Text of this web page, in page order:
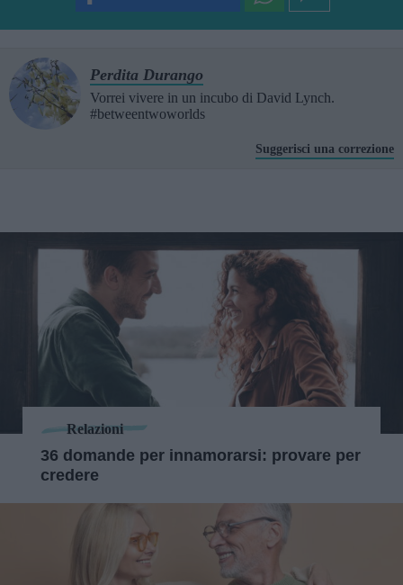
Perdita Durango
Vorrei vivere in un incubo di David Lynch.
#betweentwoworlds
Suggerisci una correzione
Relazioni
36 domande per innamorarsi: provare per
credere